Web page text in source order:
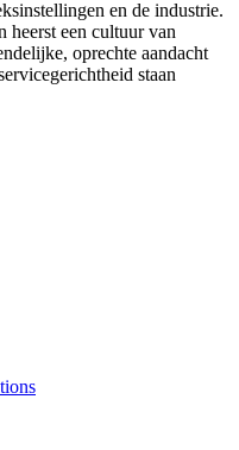
en de industrie.
een cultuur van
oprechte aandacht
staan